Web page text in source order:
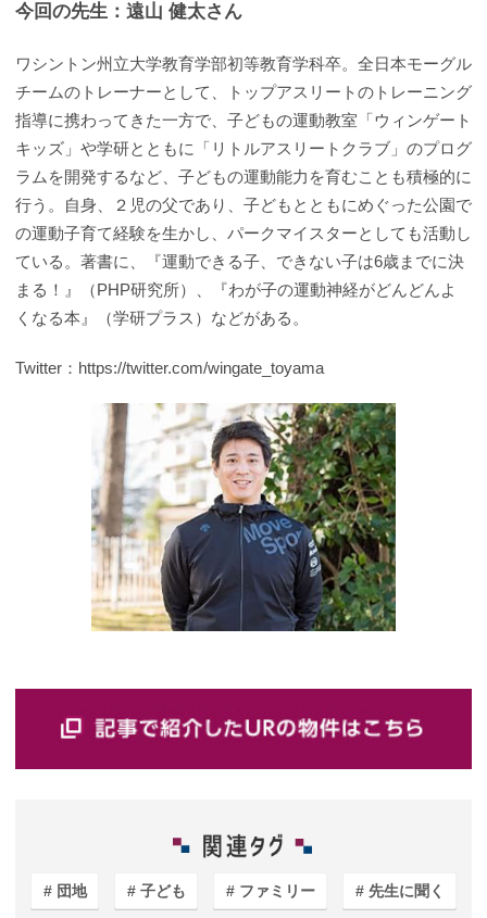
今回の先生：遠山 健太さん
ワシントン州立大学教育学部初等教育学科卒。全日本モーグル
チームのトレーナーとして、トップアスリートのトレーニング
指導に携わってきた一方で、子どもの運動教室「ウィンゲート
キッズ」や学研とともに「リトルアスリートクラブ」のプログ
ラムを開発するなど、子どもの運動能力を育むことも積極的に
行う。自身、２児の父であり、子どもとともにめぐった公園で
の運動子育て経験を生かし、パークマイスターとしても活動し
ている。著書に、『運動できる子、できない子は6歳までに決
まる！』（PHP研究所）、『わが子の運動神経がどんどんよ
くなる本』（学研プラス）などがある。
Twitter：https://twitter.com/wingate_toyama
団地 子ども ファミリー 先生に聞く